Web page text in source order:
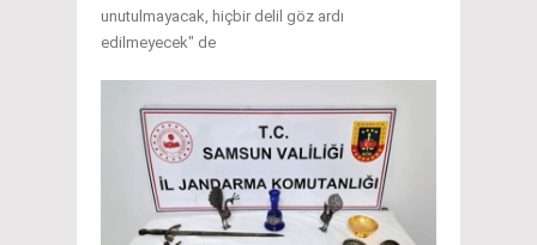
unutulmayacak, hiçbir delil göz ardı
edilmeyecek" de